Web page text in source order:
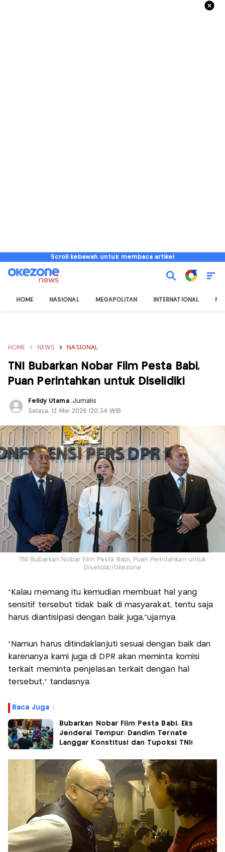
Scroll kebawah untuk membaca artikel
HOME NASIONAL MEGAPOLITAN INTERNATIONAL
HOME NEWS NASIONAL
TNI Bubarkan Nobar Film Pesta Babi,
Puan Perintahkan untuk Diselidiki
Felldy Utama ,Jurnalis
Selasa, 12 Mei 2026 |20:34 WIB
TNI Bubarkan Nobar Film Pesta Babi, Puan Perintahkan untuk
Diselidiki/Okezone
"Kalau memang itu kemudian membuat hal yang
sensitif tersebut tidak baik di masyarakat, tentu saja
harus diantisipasi dengan baik juga,”ujarnya.
“Namun harus ditindaklanjuti sesuai dengan baik dan
karenanya kami juga di DPR akan meminta komisi
terkait meminta penjelasan terkait dengan hal
tersebut," tandasnya.
Baca Juga :
Bubarkan Nobar Film Pesta Babi, Eks
Jenderal Tempur: Dandim Ternate
Langgar Konstitusi dan Tupoksi TNI!